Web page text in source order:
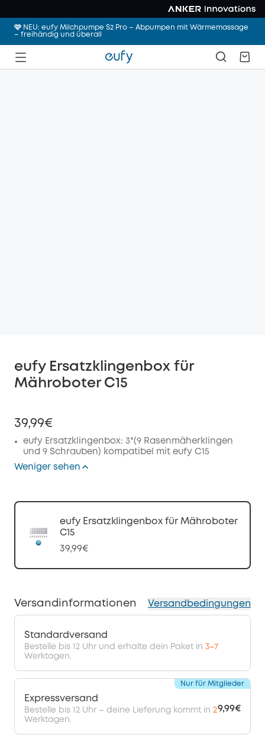
🩷 NEU: eufy Milchpumpe S2 Pro – Abpumpen mit Wärmemassage
– freihändig und überall
eufy Ersatzklingenbox für
Mähroboter C15
39,99€
eufy Ersatzklingenbox: 3*(9 Rasenmäherklingen
und 9 Schrauben) kompatibel mit eufy C15
Weniger sehen
eufy Ersatzklingenbox für Mähroboter
C15
39,99€
Versandinformationen Versandbedingungen
Standardversand
Bestelle bis 12 Uhr und erhalte dein Paket in 3–7
Werktagen.
Expressversand
Bestelle bis 12 Uhr – deine Lieferung kommt in 2
Werktagen.
9,99€
Nur für Mitglieder